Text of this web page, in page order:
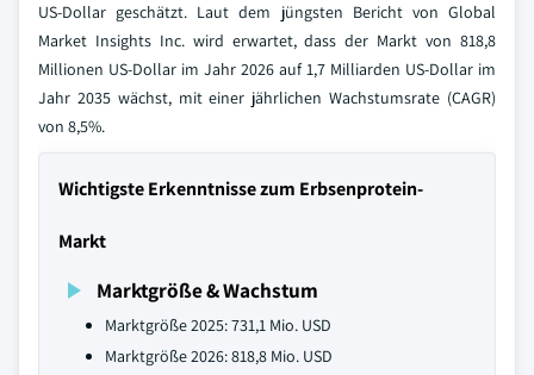
US-Dollar geschätzt. Laut dem jüngsten Bericht von Global
Market Insights Inc. wird erwartet, dass der Markt von 818,8
Millionen US-Dollar im Jahr 2026 auf 1,7 Milliarden US-Dollar im
Jahr 2035 wächst, mit einer jährlichen Wachstumsrate (CAGR)
von 8,5%.
Wichtigste Erkenntnisse zum Erbsenprotein-
Markt
Marktgröße & Wachstum
Marktgröße 2025: 731,1 Mio. USD
Marktgröße 2026: 818,8 Mio. USD